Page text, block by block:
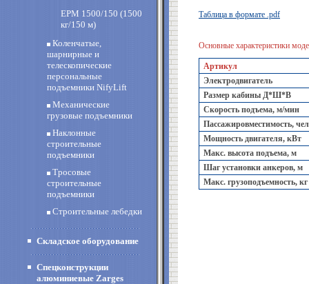
EPM 1500/150 (1500
кг/150 м)
Коленчатые,
шарнирные и
телескопические
персональные
подъемники NifyLift
Механические
грузовые подъемники
Наклонные
строительные
подъемники
Тросовые
строительные
подъемники
Строительные лебедки
Складское оборудование
Спецконструкции
алюминиевые Zarges
Таблица в формате .pdf
Основные характеристики
Артикул
Электродвигатель
Размер кабины Д*Ш*В
Скорость подъема, м/мин
Пассажировместимость,
Мощность двигателя, кВт
Макс. высота подъема, м
Шаг установки анкеров, м
Макс. грузоподъемность, кг